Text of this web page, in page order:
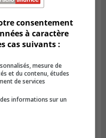
un appui
sa mission
consentement
à caractère
cas suivants :
mesure de
et du contenu, études
de services
informations sur un